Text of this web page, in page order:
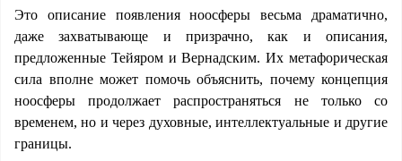
Это описание появления ноосферы весьма драматично,
даже захватывающе и призрачно, как и описания,
предложенные Тейяром и Вернадским. Их метафорическая
сила вполне может помочь объяснить, почему концепция
ноосферы продолжает распространяться не только со
временем, но и через духовные, интеллектуальные и другие
границы.